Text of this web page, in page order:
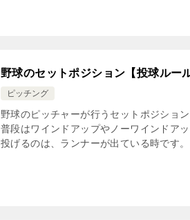
野球のセットポジション【投球ルー
ピッチング
野球のピッチャーが行うセットポジショ
普段はワインドアップやノーワインドア
投げるのは、ランナーが出ている時です